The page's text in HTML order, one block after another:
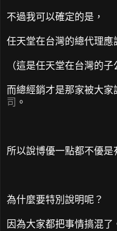
不過我可以確定的是，
任天堂在台灣的總代理應
（這是任天堂在台灣的子
而總經銷才是那家被大
司 。
所以說博優一點都不優是
為什麼要特別說明呢？
因為大家都把事情搞混了